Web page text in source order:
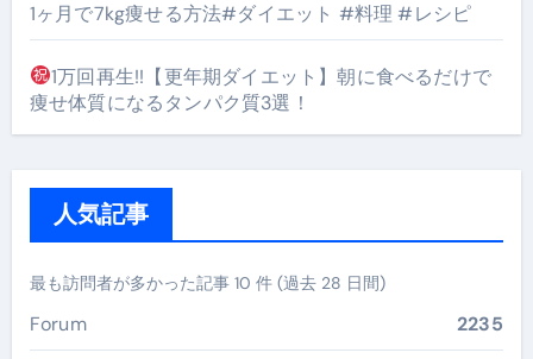
1ヶ月で7kg痩せる方法#ダイエット #料理 #レシピ
1万回再生!!【更年期ダイエット】朝に食べるだけで
痩せ体質になるタンパク質3選！
人気記事
最も訪問者が多かった記事 10 件 (過去 28 日間)
Forum 2235